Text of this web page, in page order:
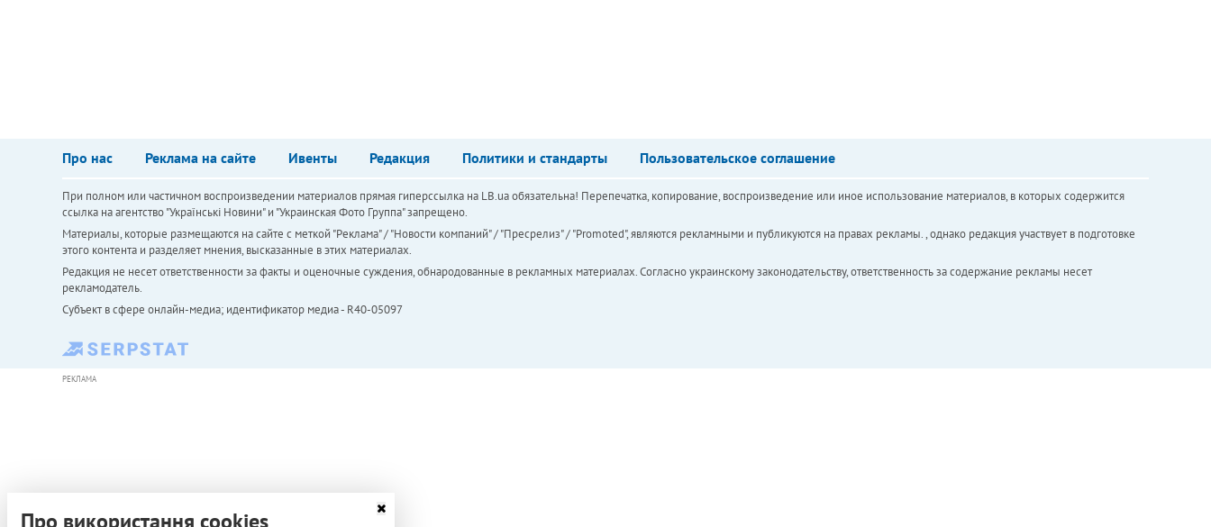
Про нас Реклама на сайте Ивенты Редакция Политики и стандарты Пользовательское соглашение
При полном или частичном воспроизведении материалов прямая гиперссылка на LB.ua обязательна! Перепечатка, копирование, воспроизведение или иное использование материалов, в которых содержится
ссылка на агентство "Українськi Новини" и "Украинская Фото Группа" запрещено.
Материалы, которые размещаются на сайте с меткой "Реклама" / "Новости компаний" / "Пресрелиз" / "Promoted", являются рекламными и публикуются на правах рекламы. , однако редакция участвует в подготовке
этого контента и разделяет мнения, высказанные в этих материалах.
Редакция не несет ответственности за факты и оценочные суждения, обнародованные в рекламных материалах. Согласно украинскому законодательству, ответственность за содержание рекламы несет
рекламодатель.
Субъект в сфере онлайн-медиа; идентификатор медиа - R40-05097
РЕКЛАМА
Про використання cookies